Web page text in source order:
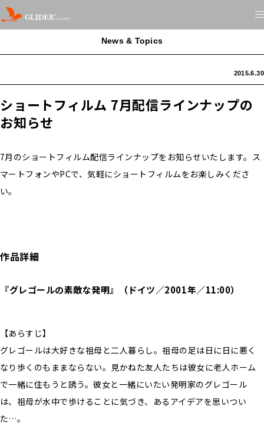
News & Topics
2015.6.30
ショートフィルム 7月配信ラインナップの
お知らせ
7月のショートフィルム配信ラインナップをお知らせいたします。ス
マートフォンやPCで、気軽にショートフィルムをお楽しみくださ
い。
作品詳細
『グレゴールの素敵な発明』（ドイツ／2001年／11:00）
【あらすじ】
グレゴールは大好きな祖母と二人暮らし。祖母の足は日に日に悪く
なり歩くのもままならない。見かねた友人たちは彼女に老人ホーム
で一緒に住もうと誘う。彼女と一緒にいたい発明家のグレゴール
は、祖母が水中で歩けることに気づき、あるアイデアを思いつい
た…。